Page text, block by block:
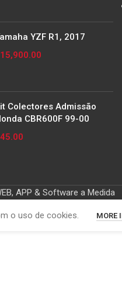
YZF R1, 2017
15,900.00
Colectores Admissão
CBR600F 99-00
45.00
APP & Software a Medida
o uso de cookies. MORE